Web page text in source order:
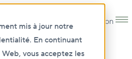
mis à jour notre
En continuant
vous acceptez les
Open main navigation